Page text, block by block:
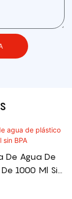
De Agua De
1000 Ml Sin